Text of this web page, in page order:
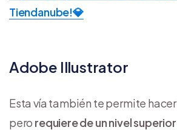
Tiendanube!💎​
Adobe Illustrator
Esta vía también te permite
pero requiere de un nivel